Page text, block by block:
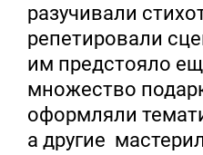
разучивали
репетировали
им предстояло
множество
оформляли
а другие